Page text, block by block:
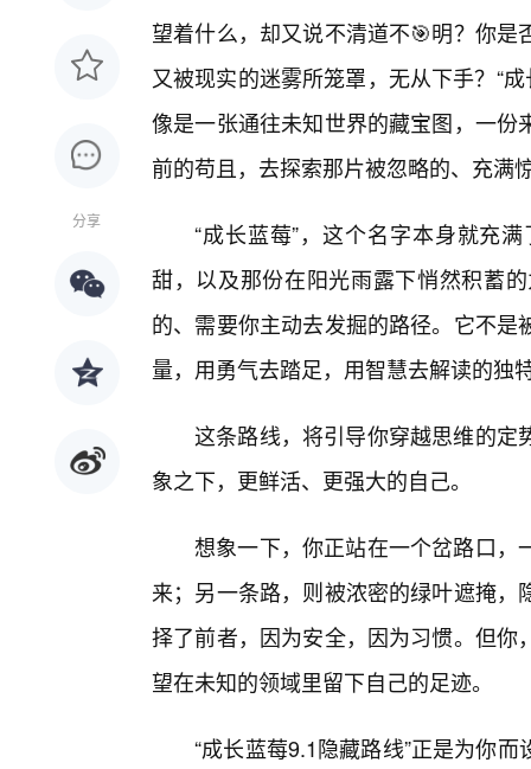
分享
望着什么，却又说不清道不🎯明？你
又被现实的迷雾所笼罩，无从下手？“
像是一张通往未知世界的藏宝图，一
前的苟且，去探索那片被忽略的、充满
“成长蓝莓”，这个名字本身就充
甜，以及那份在阳光雨露下悄然积蓄
的、需要你主动去发掘的路径。它不
量，用勇气去踏足，用智慧去解读的独
这条路线，将引导你穿越思维的定
象之下，更鲜活、更强大的自己。
想象一下，你正站在一个岔路口，
来；另一条路，则被浓密的绿叶遮掩
择了前者，因为安全，因为习惯。但
望在未知的领域里留下自己的足迹。
“成长蓝莓9.1隐藏路线”正是为你